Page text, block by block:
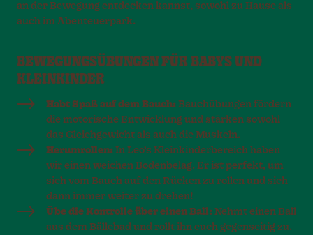
an der Bewegung entdecken kannst, sowohl zu Hause als
auch im Abenteuerpark.
BEWEGUNGSÜBUNGEN FÜR BABYS UND
KLEINKINDER
Habt Spaß auf dem Bauch: Bauchübungen fördern
die motorische Entwicklung und stärken sowohl
das Gleichgewicht als auch die Muskeln.
Herumrollen: In Leo’s Kleinkinderbereich haben
wir einen weichen Bodenbelag. Er ist perfekt, um
sich vom Bauch auf den Rücken zu rollen und sich
dann immer weiter zu drehen!
Übe die Kontrolle über einen Ball: Nehmt einen Ball
aus dem Bällebad und rollt ihn euch gegenseitig zu.